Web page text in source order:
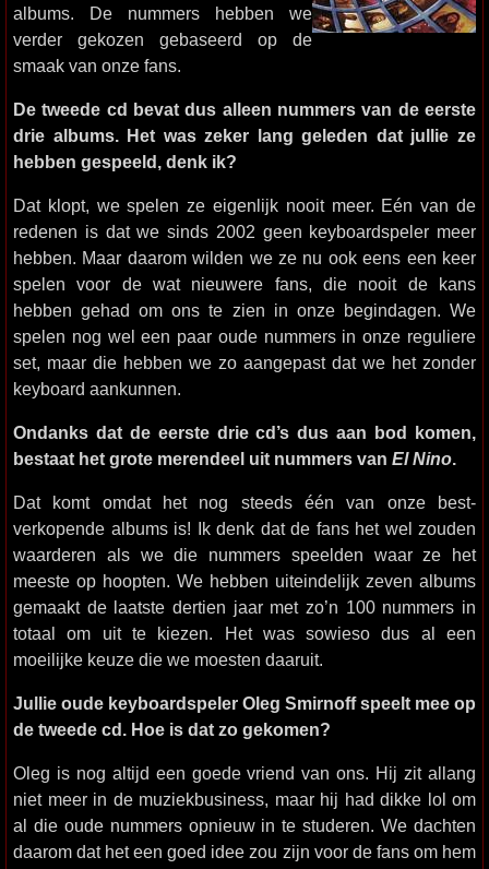
albums. De nummers hebben we
verder gekozen gebaseerd op de
smaak van onze fans.
De tweede cd bevat dus alleen nummers van de eerste
drie albums. Het was zeker lang geleden dat jullie ze
hebben gespeeld, denk ik?
Dat klopt, we spelen ze eigenlijk nooit meer. Eén van de
redenen is dat we sinds 2002 geen keyboardspeler meer
hebben. Maar daarom wilden we ze nu ook eens een keer
spelen voor de wat nieuwere fans, die nooit de kans
hebben gehad om ons te zien in onze begindagen. We
spelen nog wel een paar oude nummers in onze reguliere
set, maar die hebben we zo aangepast dat we het zonder
keyboard aankunnen.
Ondanks dat de eerste drie cd’s dus aan bod komen,
bestaat het grote merendeel uit nummers van El Nino.
Dat komt omdat het nog steeds één van onze best-
verkopende albums is! Ik denk dat de fans het wel zouden
waarderen als we die nummers speelden waar ze het
meeste op hoopten. We hebben uiteindelijk zeven albums
gemaakt de laatste dertien jaar met zo’n 100 nummers in
totaal om uit te kiezen. Het was sowieso dus al een
moeilijke keuze die we moesten daaruit.
Jullie oude keyboardspeler Oleg Smirnoff speelt mee op
de tweede cd. Hoe is dat zo gekomen?
Oleg is nog altijd een goede vriend van ons. Hij zit allang
niet meer in de muziekbusiness, maar hij had dikke lol om
al die oude nummers opnieuw in te studeren. We dachten
daarom dat het een goed idee zou zijn voor de fans om hem